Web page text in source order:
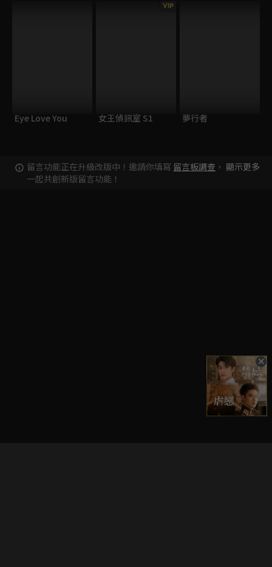
Eye Love You
VIP
女王偵訊室 S1 夢行者
留言功能正在升級改版中！邀請你填寫 留言板調查 ，
一起共創新版留言功能！
顯示更多